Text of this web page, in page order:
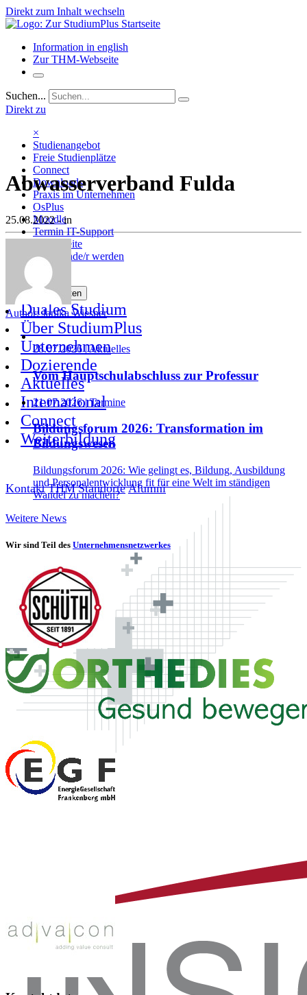
Direkt zum Inhalt wechseln
Information in english
Zur THM-Webseite
Suchen...
Direkt zu
×
Studienangebot
Freie Studienplätze
Connect
Downloads
Praxis im Unternehmen
OsPlus
Moodle
Termin IT-Support
THM-Seite
Dozierende/r werden
Kontakt
Menü umschalten
Duales Studium
Über StudiumPlus
Unternehmen
Dozierende
Aktuelles
International
Connect
Weiterbildung
Kontakt THM Standorte Alumni
Abwasserverband Fulda
25.08.2022- in
Author:Janika Wiesner
28.07.2026 | Aktuelles
Vom Hauptschulabschluss zur Professur
21.07.2026 | Termine
Bildungsforum 2026: Transformation im
Bildungswesen
Bildungsforum 2026: Wie gelingt es, Bildung, Ausbildung
und Personalentwicklung fit für eine Welt im ständigen
Wandel zu machen?
Weitere News
Wir sind Teil des Unternehmensnetzwerkes